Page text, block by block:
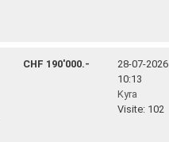
CHF 190'000.-
28-07-2026
10:13
Kyra
Visite: 102